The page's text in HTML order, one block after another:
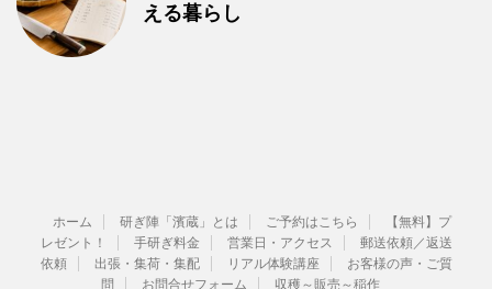
える暮らし
ホーム 研ぎ陣「濱蔵」とは ご予約はこちら
【無料】プ
レゼント！
手研ぎ料金 営業日・アクセス
郵送依頼／返送
依頼
出張・集荷・集配 リアル体験講座
お客様の声・ご質
問
お問合せフォーム 収穫～販売～稲作